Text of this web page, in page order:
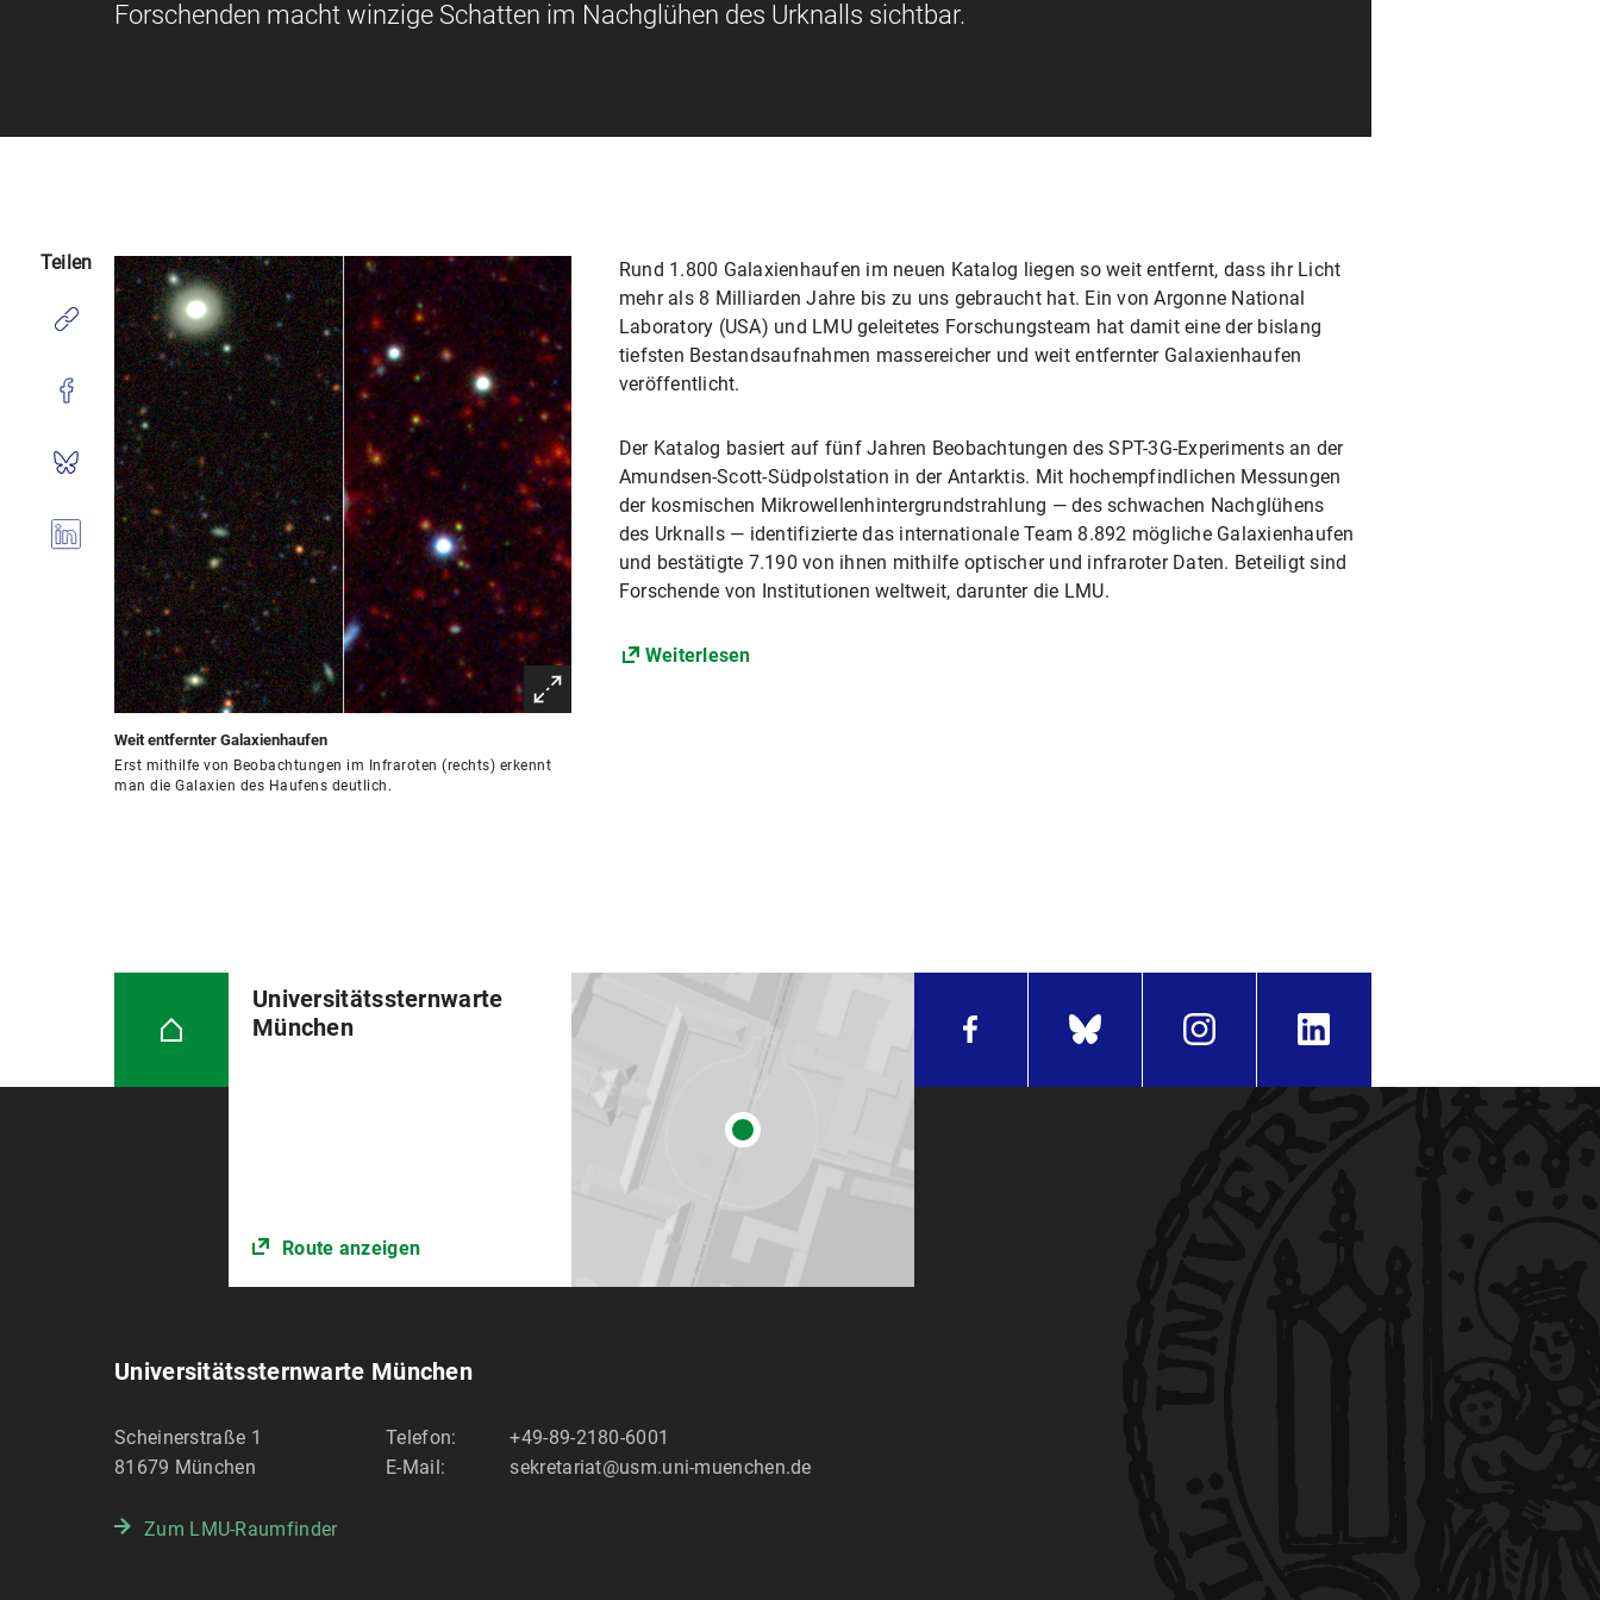
Forschenden macht winzige Schatten im Nachglühen des Urknalls sichtbar.
Weit entfernter Galaxienhaufen
Erst mithilfe von Beobachtungen im Infraroten (rechts) erkennt
man die Galaxien des Haufens deutlich.
Rund 1.800 Galaxienhaufen im neuen Katalog liegen so weit entfernt, dass ihr Licht
mehr als 8 Milliarden Jahre bis zu uns gebraucht hat. Ein von Argonne National
Laboratory (USA) und LMU geleitetes Forschungsteam hat damit eine der bislang
tiefsten Bestandsaufnahmen massereicher und weit entfernter Galaxienhaufen
veröffentlicht.
Der Katalog basiert auf fünf Jahren Beobachtungen des SPT-3G-Experiments an der
Amundsen-Scott-Südpolstation in der Antarktis. Mit hochempfindlichen Messungen
der kosmischen Mikrowellenhintergrundstrahlung — des schwachen Nachglühens
des Urknalls — identifizierte das internationale Team 8.892 mögliche Galaxienhaufen
und bestätigte 7.190 von ihnen mithilfe optischer und infraroter Daten. Beteiligt sind
Forschende von Institutionen weltweit, darunter die LMU.
Weiterlesen
Teilen
Universitätssternwarte
München
Route anzeigen
Universitätssternwarte München
Scheinerstraße 1
81679 München
Telefon:
+49-89-2180-6001
E-Mail:
sekretariat@usm.uni-muenchen.de
Zum LMU-Raumfinder